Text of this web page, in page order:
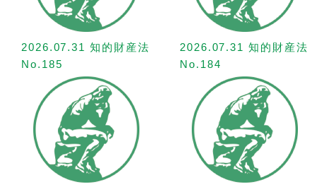
2026.07.31 知的財産法
No.185
2026.07.31 知的財産法
No.184